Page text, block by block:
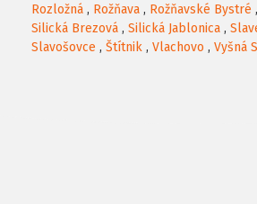
Rozložná , Rožňava , Rožňavské Bystré ,
Silická Brezová , Silická Jablonica ,
Slavošovce , Štítnik , Vlachovo , Vyšná